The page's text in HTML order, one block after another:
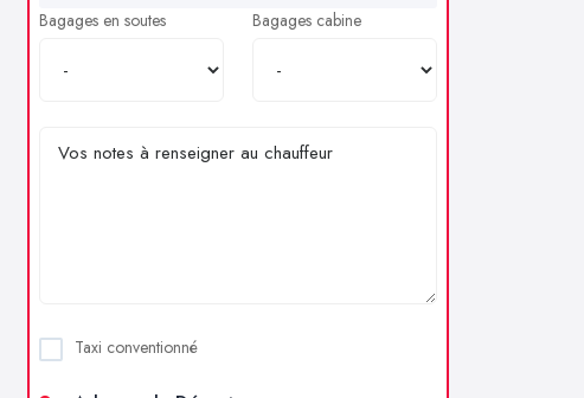
Bagages en soutes Bagages cabine
Taxi conventionné